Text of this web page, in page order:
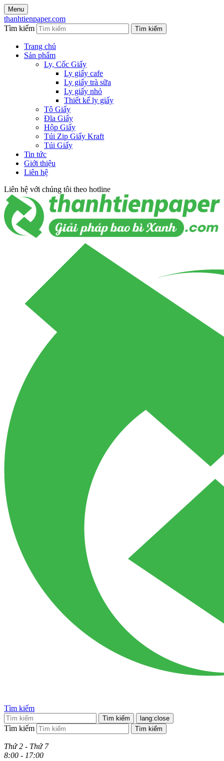
Menu
thanhtienpaper.com
Tìm kiếm
Tìm kiếm
Trang chủ
Sản phẩm
Ly, Cốc Giấy
Ly giấy cafe
Ly giấy trà sữa
Ly giấy nhỏ
Thiết kế ly giấy
Tô Giấy
Đĩa Giấy
Hộp Giấy
Túi Zip Giấy Kraft
Túi Giấy
Tin tức
Giới thiệu
Liên hệ
Liên hệ với chúng tôi theo hotline
Tìm kiếm
Tìm kiếm lang:close
Tìm kiếm Tìm kiếm
Thứ 2 - Thứ 7
8:00 - 17:00